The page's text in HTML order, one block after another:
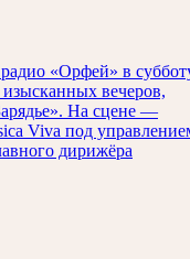
«Орфей» в
вечеров,
На сцене —
Viva под
дирижёра